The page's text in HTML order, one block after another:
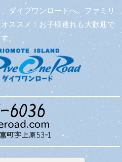
ダイブワンロードへ。ファミリ
ススメ！お子様連れも大歓迎で
す。
コンテン